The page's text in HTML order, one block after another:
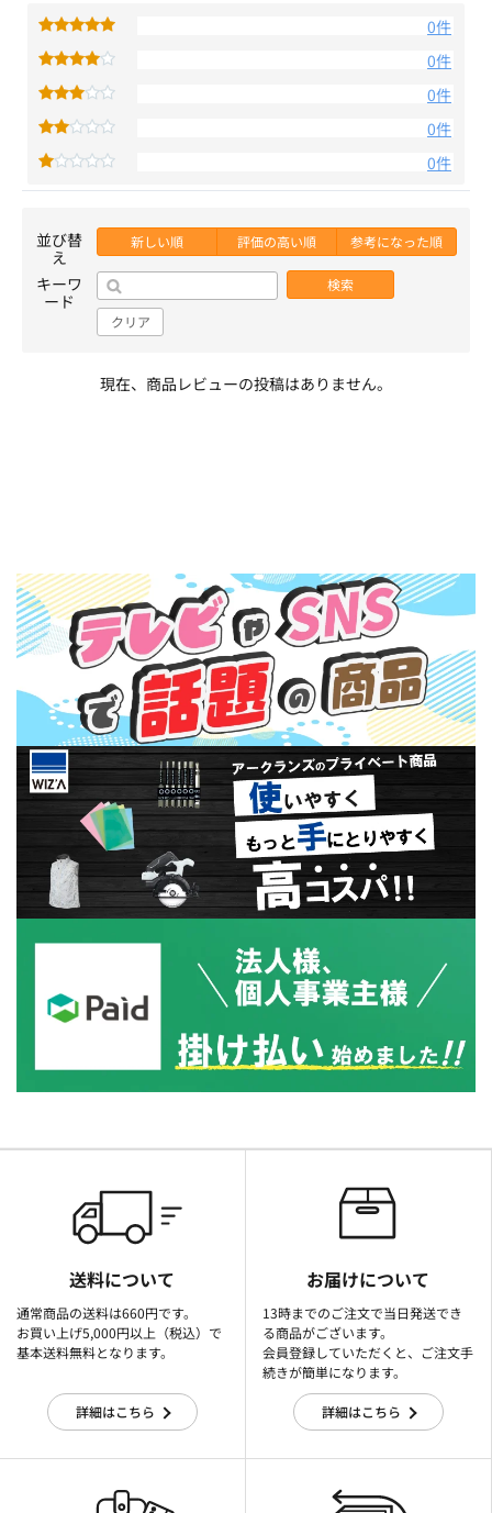
0件
0件
0件
0件
0件
並び替
え
新しい順 評価の高い順 参考になった順
キーワ
ード
検索
クリア
現在、商品レビューの投稿はありません。
送料について
通常商品の送料は660円です。
お買い上げ5,000円以上（税込）で
基本送料無料となります。
詳細はこちら
お届けについて
13時までのご注文で当日発送でき
る商品がございます。
会員登録していただくと、ご注文手
続きが簡単になります。
詳細はこちら